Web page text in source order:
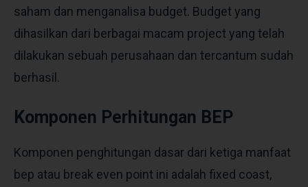
saham dan menganalisa budget. Budget yang
dihasilkan dari berbagai macam project yang telah
dilakukan sebuah perusahaan dan tercantum sudah
berhasil.
Komponen Perhitungan BEP
Komponen penghitungan dasar dari ketiga manfaat
bep atau break even point ini adalah fixed coast,